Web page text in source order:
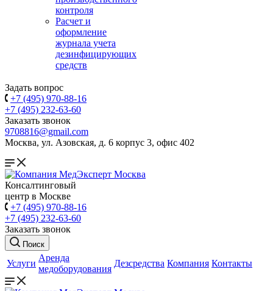
контроля
Расчет и
оформление
журнала учета
дезинфицирующих
средств
Задать вопрос
+7 (495) 970-88-16
+7 (495) 232-63-60
Заказать звонок
9708816@gmail.com
Москва, ул. Азовская, д. 6 корпус 3, офис 402
Консалтинговый
центр в Москве
+7 (495) 970-88-16
+7 (495) 232-63-60
Заказать звонок
Поиск
Услуги
Аренда
медоборудования
Дезсредства Компания Контакты